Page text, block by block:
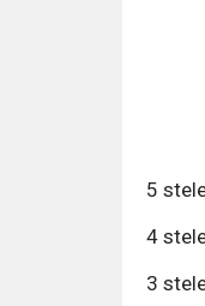
5
4
3